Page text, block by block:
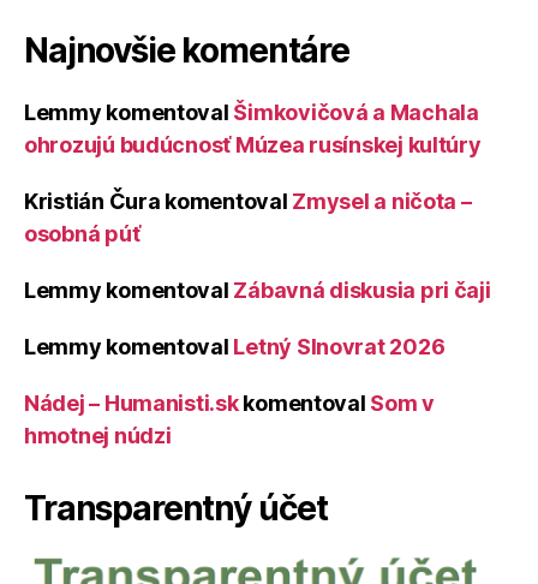
Najnovšie komentáre
Lemmy komentoval Šimkovičová a Machala
ohrozujú budúcnosť Múzea rusínskej kultúry
Kristián Čura komentoval Zmysel a ničota –
osobná púť
Lemmy komentoval Zábavná diskusia pri čaji
Lemmy komentoval Letný Slnovrat 2026
Nádej – Humanisti.skkomentoval Som v
hmotnej núdzi
Transparentný účet